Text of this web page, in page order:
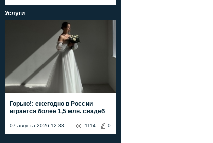
Услуги
Горько!: ежегодно в России
играется более 1,5 млн. свадеб
07 августа 2026 12:33 0
1114